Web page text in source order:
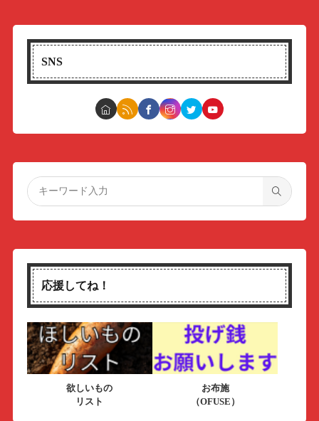
SNS
応援してね！
欲しいもの
リスト
お布施
（OFUSE）